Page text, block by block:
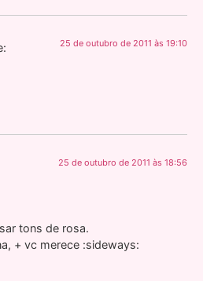
25 de outubro de 2011 às 19:10
25 de outubro de 2011 às 18:56
tons de rosa.
+ vc merece :sideways: